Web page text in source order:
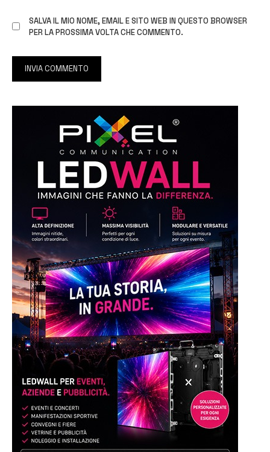
SALVA IL MIO NOME, EMAIL E SITO WEB IN QUESTO BROWSER
PER LA PROSSIMA VOLTA CHE COMMENTO.